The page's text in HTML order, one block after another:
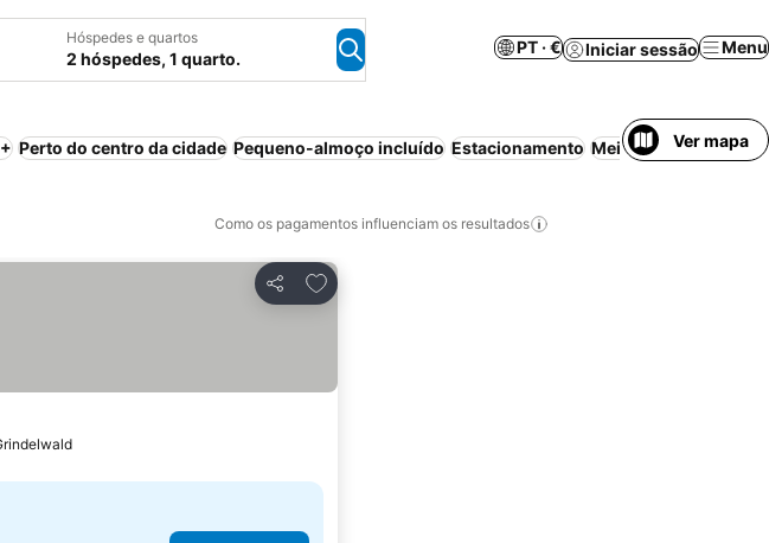
Hóspedes e quartos
2 hóspedes, 1 quarto.
PT · € Iniciar sessão Menu
Perto do centro da cidade Pequeno-almoço incluído Estacionamento Meia-pensão Piscina
Ver mapa
Como os pagamentos influenciam os resultados
Partilhar
Adicionar aos favoritos